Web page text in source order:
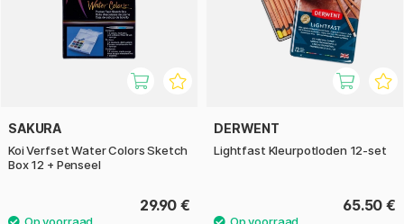
SAKURA
Koi Verfset Water Colors Sketch
Box 12 + Penseel
29.90 €
DERWENT
Lightfast Kleurpotloden 12-set
65.50 €